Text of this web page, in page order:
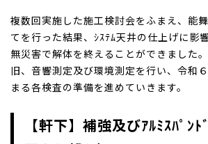
複数回実施した施工検討会をふまえ、能
てを行った結果、ｼｽﾃﾑ天井の仕上げに影
無災害で解体を終えることができました
旧、音響測定及び環境測定を行い、令和
まる各検査の準備を進めていきます。
【軒下】補強及びｱﾙﾐｽﾊﾟﾝ